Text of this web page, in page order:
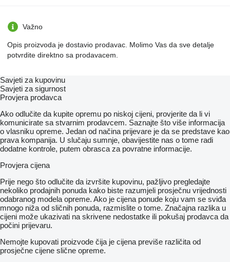
Važno
Opis proizvoda je dostavio prodavac. Molimo Vas da sve detalje
potvrdite direktno sa prodavacem.
Savjeti za kupovinu
Savjeti za sigurnost
Provjera prodavca
Ako odlučite da kupite opremu po niskoj cijeni, provjerite da li vi
komunicirate sa stvarnim prodavcem. Saznajte što više informacija
o vlasniku opreme. Jedan od načina prijevare je da se predstave kao
prava kompanija. U slučaju sumnje, obavijestite nas o tome radi
dodatne kontrole, putem obrasca za povratne informacije.
Provjera cijena
Prije nego što odlučite da izvršite kupovinu, pažljivo pregledajte
nekoliko prodajnih ponuda kako biste razumjeli prosječnu vrijednosti
odabranog modela opreme. Ako je cijena ponude koju vam se sviđa
mnogo niža od sličnih ponuda, razmislite o tome. Značajna razlika u
cijeni može ukazivati ​​na skrivene nedostatke ili pokušaj prodavca da
počini prijevaru.
Nemojte kupovati proizvode čija je cijena previše različita od
prosječne cijene slične opreme.